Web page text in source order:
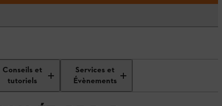
Conseils et
tutoriels
Services et
Évènements
bois
Comment construire un bac à
sable en bois